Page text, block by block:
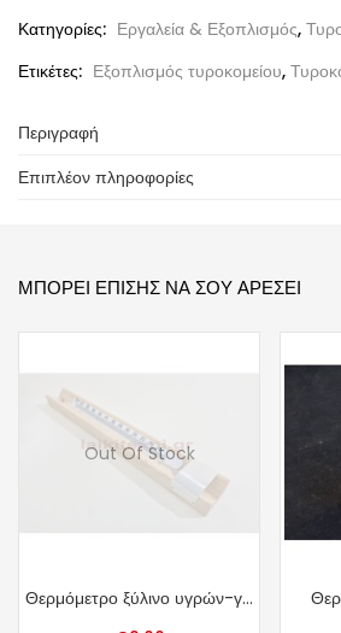
Κατηγορίες: Εργαλεία & Εξοπλισμός,
Ετικέτες: Εξοπλισμός τυροκομείου,
Περιγραφή
Επιπλέον πληροφορίες
ΜΠΟΡΕΊ ΕΠΊΣΗΣ ΝΑ ΣΟΥ ΑΡΈΣΕΙ
Out Of Stock
Θερμόμετρο ξύλινο υγρών-γάλακτος.